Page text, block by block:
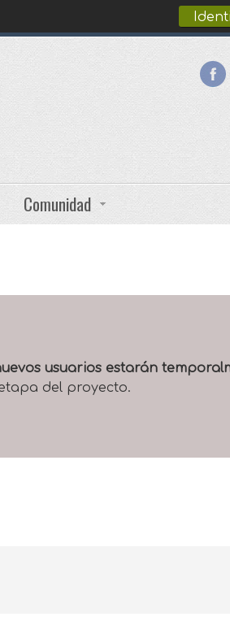
Comunidad
usuarios estarán
del proyecto.